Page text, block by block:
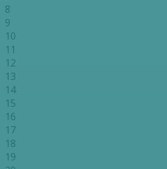
8
9
10
11
12
13
14
15
16
17
18
19